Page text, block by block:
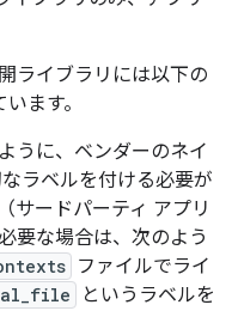
ライブラリには以下の
ます。
うに、ベンダーのネイ
ラベルを付ける必要が
サードパーティ アプリ
要な場合は、次のよう
ファイルでライ
というラベルを